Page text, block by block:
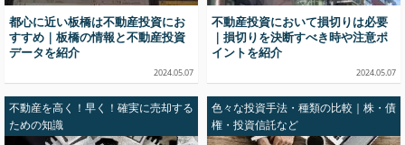
都心に近い板橋は不動産投資にお
すすめ｜板橋の情報と不動産投資
データを紹介
2024.05.07
不動産投資において損切りは必要
｜損切りを決断すべき時や注意ポ
イントを紹介
2024.05.07
不動産を高く！早く！確実に売却する
ための知識
色々な投資手法・種類の比較｜株・債
権・投資信託など